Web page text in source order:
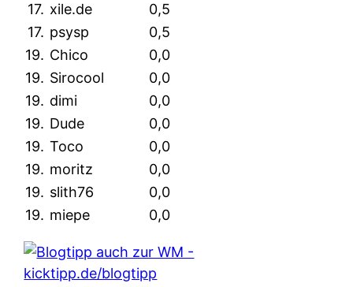
17. xile.de
0,5
17. psysp
0,5
19. Chico
0,0
19. Sirocool
0,0
19. dimi
0,0
19. Dude
0,0
19. Toco
0,0
19. moritz
0,0
19. slith76
0,0
19. miepe 0,0